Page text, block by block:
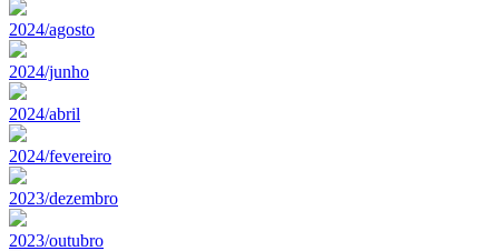
2024/agosto
2024/junho
2024/abril
2024/fevereiro
2023/dezembro
2023/outubro